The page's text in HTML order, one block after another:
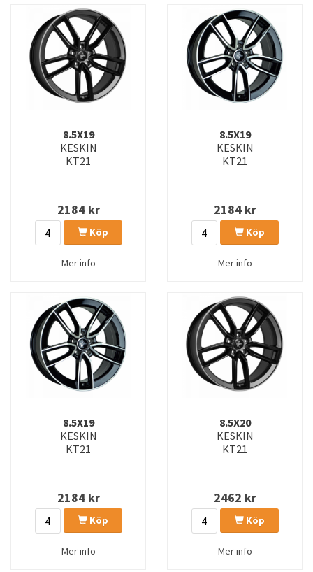
8.5X19
KESKIN
KT21
2184kr
Köp
Mer info
8.5X19
KESKIN
KT21
2184kr
Köp
Mer info
8.5X19
KESKIN
KT21
2184kr
Köp
Mer info
8.5X20
KESKIN
KT21
2462 kr
Köp
Mer info